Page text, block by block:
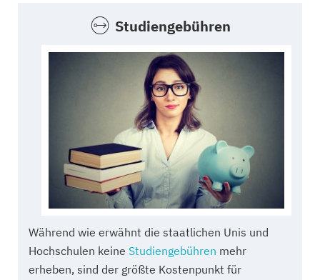
Studiengebühren
Während wie erwähnt die staatlichen Unis und
Hochschulen keine Studiengebühren mehr
erheben, sind der größte Kostenpunkt für